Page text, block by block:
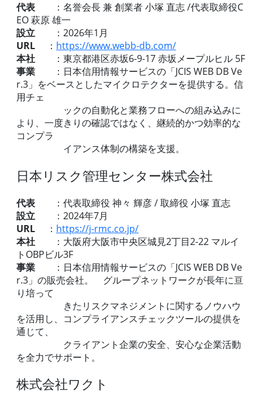
代表 ：名誉会長 兼 創業者 小塚 直志 /代表取締役C
EO 萩原 雄一
設立 ：2026年1月
URL ： https://www.webb-db.com/
本社 ：東京都港区赤坂6-9-17 赤坂メープルヒル 5F
事業 ：日本信用情報サービスの「JCIS WEB DB Ve
r.3」をベースとしたマイクロテクターを提供する。信
用チェ
ックの自動化と業務フローへの組み込みに
より、一度きりの確認ではなく、継続的かつ効率的な
コンプラ
イアンス体制の構築を支援。
日本リスク管理センター株式会社
代表 ：代表取締役 神々 輝彦 / 取締役 小塚 直志
設立 ：2024年7月
URL ： https://j-rmc.co.jp/
本社 ：大阪府大阪市中央区城見2丁目2-22 マルイ
トOBPビル3F
事業 ：日本信用情報サービスの「JCIS WEB DB Ve
r.3」の販売会社。 グループネットワークが長年に亘
り培って
きたリスクマネジメントに関するノウハウ
を活用し、コンプライアンスチェックツールの提供を
通じて、
クライアント企業の安全、安心な企業活動
を全力でサポート。
株式会社ワクト